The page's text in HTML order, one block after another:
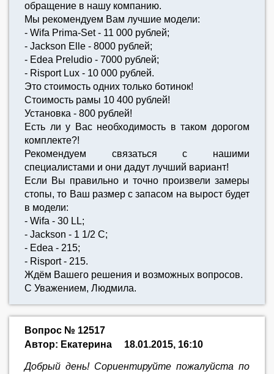
обращение в нашу компанию.
Мы рекомендуем Вам лучшие модели:
- Wifa Prima-Set - 11 000 рублей;
- Jackson Elle - 8000 рублей;
- Edea Preludio - 7000 рублей;
- Risport Lux - 10 000 рублей.
Это стоимость одних только ботинок!
Стоимость рамы 10 400 рублей!
Установка - 800 рублей!
Есть ли у Вас необходимость в таком дорогом
комплекте?!
Рекомендуем связаться с нашими
специалистами и они дадут лучший вариант!
Если Вы правильно и точно произвели замеры
стопы, то Ваш размер с запасом на вырост будет
в модели:
- Wifa - 30 LL;
- Jackson - 1 1/2 C;
- Edea - 215;
- Risport - 215.
Ждём Вашего решения и возможных вопросов.
С Уважением, Людмила.
Вопрос № 12517
Автор: Екатерина
18.01.2015, 16:10
Добрый день! Сориентируйте пожалуйста по